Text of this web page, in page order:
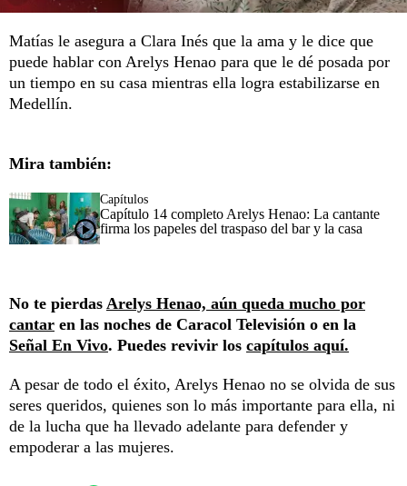
Matías le asegura a Clara Inés que la ama y le dice que
puede hablar con Arelys Henao para que le dé posada por
un tiempo en su casa mientras ella logra estabilizarse en
Medellín.
Mira también:
Capítulos
Capítulo 14 completo Arelys Henao: La cantante
firma los papeles del traspaso del bar y la casa
No te pierdas Arelys Henao, aún queda mucho por
cantar en las noches de Caracol Televisión o en la
Señal En Vivo. Puedes revivir los capítulos aquí.
A pesar de todo el éxito, Arelys Henao no se olvida de sus
seres queridos, quienes son lo más importante para ella, ni
de la lucha que ha llevado adelante para defender y
empoderar a las mujeres.